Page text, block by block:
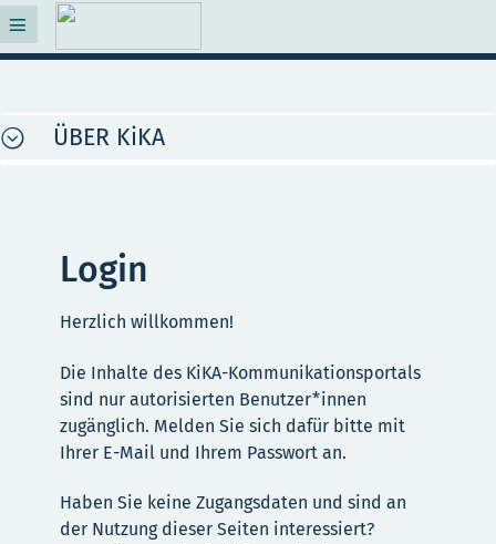
ÜBER KiKA
Login
Herzlich willkommen!
Die Inhalte des KiKA-Kommunikationsportals
sind nur autorisierten Benutzer*innen
zugänglich. Melden Sie sich dafür bitte mit
Ihrer E-Mail und Ihrem Passwort an.
Haben Sie keine Zugangsdaten und sind an
der Nutzung dieser Seiten interessiert?